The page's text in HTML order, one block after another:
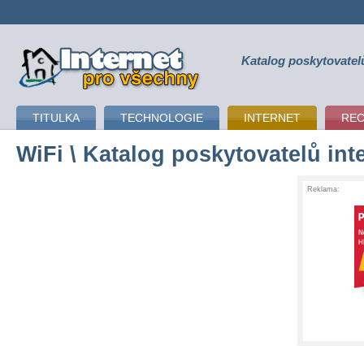
připojení k internetu Katalog
TITULKA TECHNOLOGIE INTERNET
WiFi \ Katalog poskytovatelů
Reklama: